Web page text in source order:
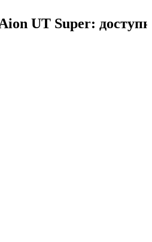
UT Super: